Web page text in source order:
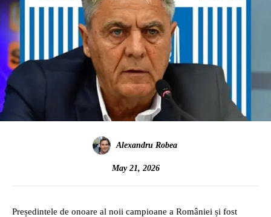
Alexandru Robea
May 21, 2026
Președintele de onoare al noii campioane a României și fost